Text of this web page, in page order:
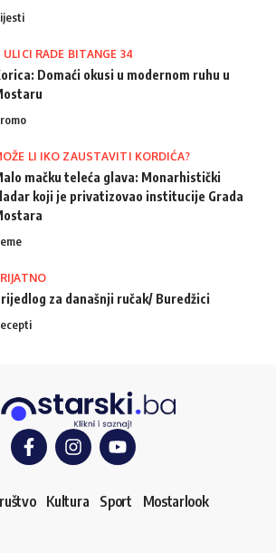
ULICI RADE BITANGE 34
Domaći okusi u modernom ruhu u
LI IKO ZAUSTAVITI KORDIĆA?
mačku teleća glava: Monarhistički
koji je privatizovao institucije Grada
za današnji ručak/ Buredžici
Kultura Sport Mostarlook